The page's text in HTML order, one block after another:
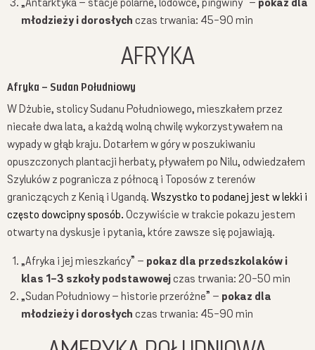
„Antarktyka – stacje polarne, lodowce, pingwiny” – pokaz dla
młodzieży i dorosłych czas trwania: 45-90 min
AFRYKA
Afryka – Sudan Południowy
W Dżubie, stolicy Sudanu Południowego, mieszkałem przez
niecałe dwa lata, a każdą wolną chwilę wykorzystywałem na
wypady w głąb kraju. Dotarłem w góry w poszukiwaniu
opuszczonych plantacji herbaty, pływałem po Nilu, odwiedzałem
Szyluków z pogranicza z północą i Toposów z terenów
graniczących z Kenią i Ugandą. Wszystko to podanej jest w lekki i
często dowcipny sposób. Oczywiście w trakcie pokazu jestem
otwarty na dyskusje i pytania, które zawsze się pojawiają.
„Afryka i jej mieszkańcy” – pokaz dla przedszkolaków i
klas 1-3 szkoły podstawowejczas trwania: 20-50 min
„Sudan Południowy – historie przeróżne” – pokaz dla
młodzieży i dorosłych czas trwania: 45-90 min